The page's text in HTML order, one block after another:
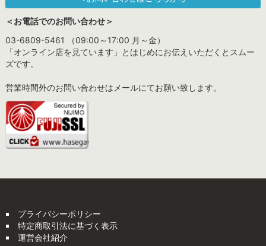
＜お電話でのお問い合わせ＞
03-6809-5461 （09:00～17:00 月～金）
「オンライン店を見ています」とはじめにお伝えいただくとスムー
ズです。
営業時間外のお問い合わせはメールにてお願い致します。
プライバシーポリシー
特定商取引法に基づく表示
運営会社紹介